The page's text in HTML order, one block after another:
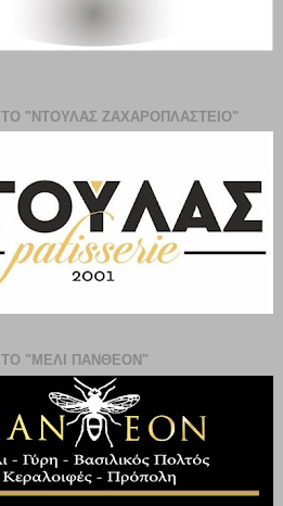
"ΝΤΟΥΛΑΣ ΖΑΧΑΡΟΠΛΑΣΤΕΊΟ"
ΤΟ "ΜΕΛΙ ΠΑΝΘΕΟΝ"